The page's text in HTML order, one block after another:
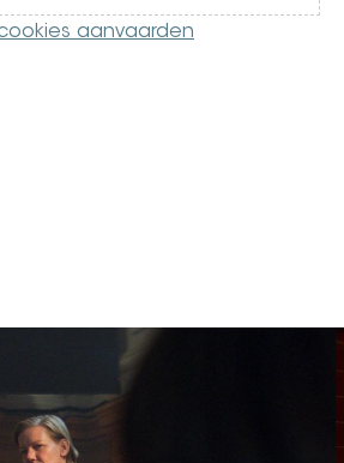
aanvaarden